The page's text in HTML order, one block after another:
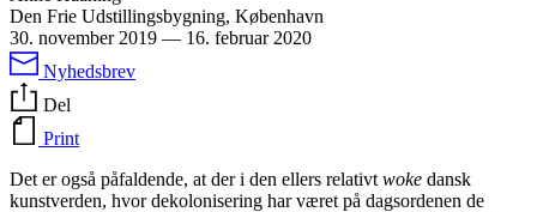
Den Frie Udstillingsbygning, København
30. november 2019 — 16. februar 2020
Nyhedsbrev
Del
Print
Det er også påfaldende, at der i den ellers relativt woke dansk
kunstverden, hvor dekolonisering har været på dagsordenen de